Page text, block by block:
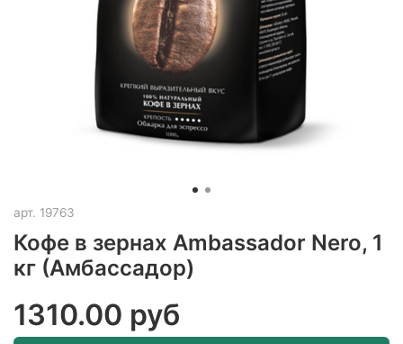
арт. 19763
Кофе в зернах Ambassador Nero, 1
кг (Амбассадор)
1310.00 руб